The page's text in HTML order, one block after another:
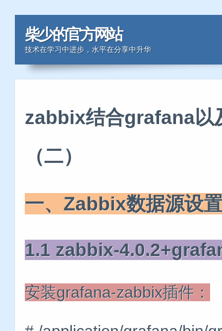
柴少的官方网站
技术在学习中进步，水平在分享中升华
zabbix结合grafana以
（二）
一、Zabbix数据源设
1.1 zabbix-
安装grafana-zabbix插件：